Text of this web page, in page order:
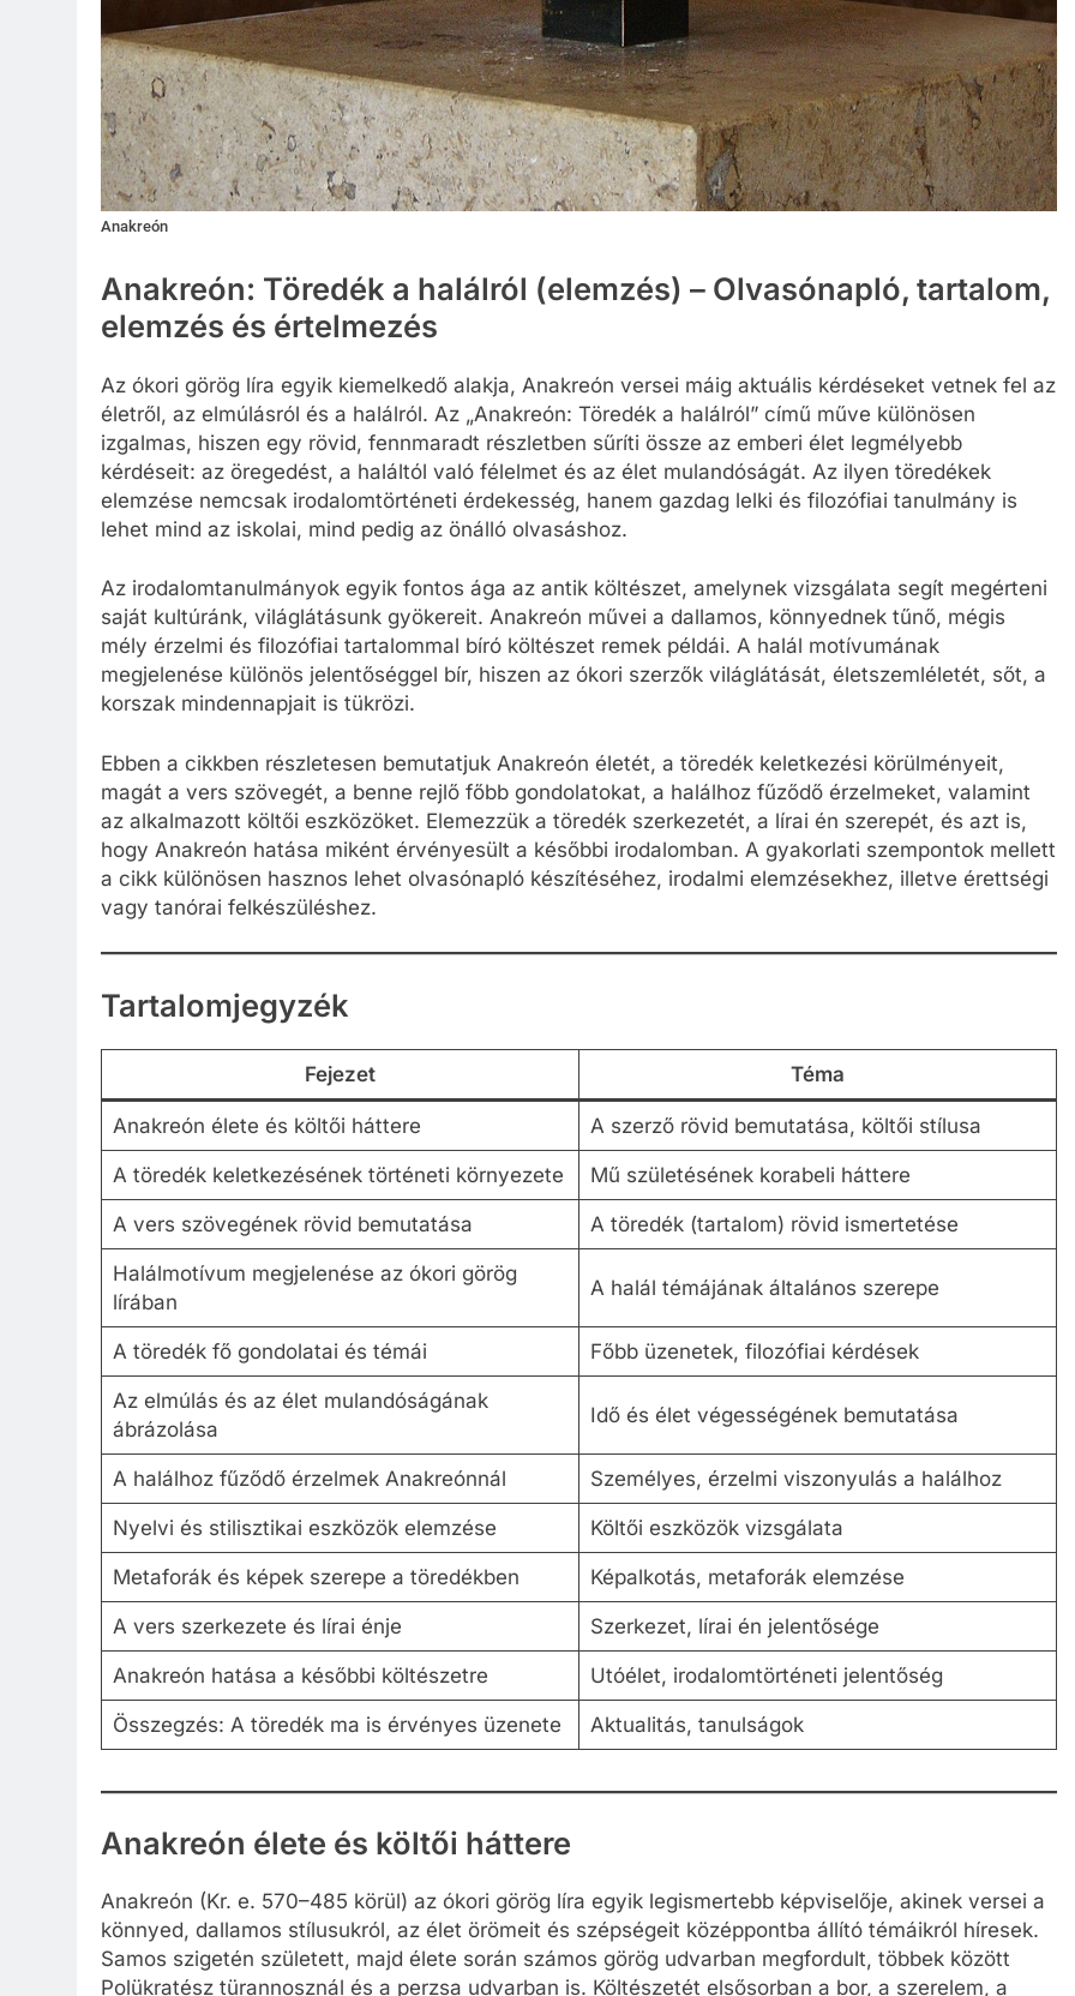
Anakreón
Anakreón: Töredék a halálról (elemzés) – Olvasónapló, tartalom,
elemzés és értelmezés
Az ókori görög líra egyik kiemelkedő alakja, Anakreón versei máig aktuális kérdéseket vetnek fel az
életről, az elmúlásról és a halálról. Az „Anakreón: Töredék a halálról” című műve különösen
izgalmas, hiszen egy rövid, fennmaradt részletben sűríti össze az emberi élet legmélyebb
kérdéseit: az öregedést, a haláltól való félelmet és az élet mulandóságát. Az ilyen töredékek
elemzése nemcsak irodalomtörténeti érdekesség, hanem gazdag lelki és filozófiai tanulmány is
lehet mind az iskolai, mind pedig az önálló olvasáshoz.
Az irodalomtanulmányok egyik fontos ága az antik költészet, amelynek vizsgálata segít megérteni
saját kultúránk, világlátásunk gyökereit. Anakreón művei a dallamos, könnyednek tűnő, mégis
mély érzelmi és filozófiai tartalommal bíró költészet remek példái. A halál motívumának
megjelenése különös jelentőséggel bír, hiszen az ókori szerzők világlátását, életszemléletét, sőt, a
korszak mindennapjait is tükrözi.
Ebben a cikkben részletesen bemutatjuk Anakreón életét, a töredék keletkezési körülményeit,
magát a vers szövegét, a benne rejlő főbb gondolatokat, a halálhoz fűződő érzelmeket, valamint
az alkalmazott költői eszközöket. Elemezzük a töredék szerkezetét, a lírai én szerepét, és azt is,
hogy Anakreón hatása miként érvényesült a későbbi irodalomban. A gyakorlati szempontok mellett
a cikk különösen hasznos lehet olvasónapló készítéséhez, irodalmi elemzésekhez, illetve érettségi
vagy tanórai felkészüléshez.
Tartalomjegyzék
Fejezet Téma
Anakreón élete és költői háttere A szerző rövid bemutatása, költői stílusa
A töredék keletkezésének történeti környezete Mű születésének korabeli háttere
A vers szövegének rövid bemutatása A töredék (tartalom) rövid ismertetése
Halálmotívum megjelenése az ókori görög
lírában
A halál témájának általános szerepe
A töredék fő gondolatai és témái Főbb üzenetek, filozófiai kérdések
Az elmúlás és az élet mulandóságának
ábrázolása
Idő és élet végességének bemutatása
A halálhoz fűződő érzelmek Anakreónnál Személyes, érzelmi viszonyulás a halálhoz
Nyelvi és stilisztikai eszközök elemzése Költői eszközök vizsgálata
Metaforák és képek szerepe a töredékben Képalkotás, metaforák elemzése
A vers szerkezete és lírai énje Szerkezet, lírai én jelentősége
Anakreón hatása a későbbi költészetre Utóélet, irodalomtörténeti jelentőség
Összegzés: A töredék ma is érvényes üzenete Aktualitás, tanulságok
Anakreón élete és költői háttere
Anakreón (Kr. e. 570–485 körül) az ókori görög líra egyik legismertebb képviselője, akinek versei a
könnyed, dallamos stílusukról, az élet örömeit és szépségeit középpontba állító témáikról híresek.
Samos szigetén született, majd élete során számos görög udvarban megfordult, többek között
Polükratész türannosznál és a perzsa udvarban is. Költészetét elsősorban a bor, a szerelem, a